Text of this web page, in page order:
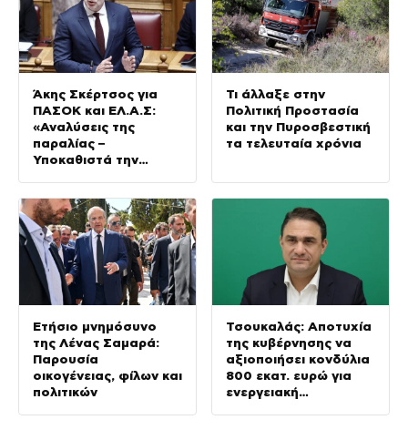
Άκης Σκέρτσος για
ΠΑΣΟΚ και ΕΛ.Α.Σ:
«Αναλύσεις της
παραλίας –
Υποκαθιστά την
προπαγάνδα»
Τι άλλαξε στην
Πολιτική Προστασία
και την Πυροσβεστική
τα τελευταία χρόνια
Ετήσιο μνημόσυνο
της Λένας Σαμαρά:
Παρουσία
οικογένειας, φίλων και
πολιτικών
Τσουκαλάς: Αποτυχία
της κυβέρνησης να
αξιοποιήσει κονδύλια
800 εκατ. ευρώ για
ενεργειακή